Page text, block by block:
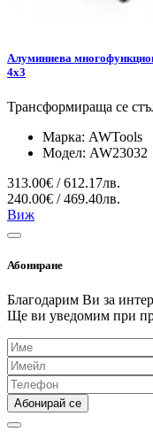
Алуминиева
4x3
Трансформираща се
Марка: AWTools
Модел: AW23032
313.00€ / 612.17лв.
240.00€ / 469.40лв.
Виж
Абониране
Благодарим Ви за
Ще ви уведомим при
Абонирай се